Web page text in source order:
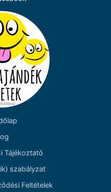
Tájékoztató
szabályzat
Feltételek